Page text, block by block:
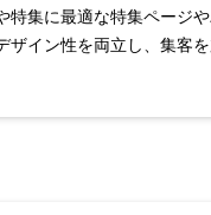
特集に最適な特集ページ
ザイン性を両立し、集客